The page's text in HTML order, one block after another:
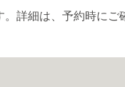
。詳細は、予約時にご